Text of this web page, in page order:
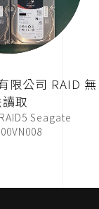
限公司 RAID 無
取
Seagate